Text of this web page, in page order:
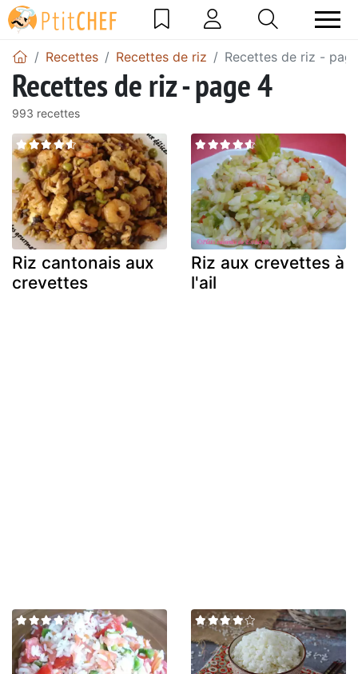
Recettes Recettes de riz Recettes de riz -
Recettes de riz - page 4
993 recettes
Riz cantonais aux
crevettes
Riz aux crevettes à
l'ail